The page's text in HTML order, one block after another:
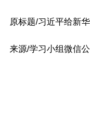
原标题/习近平给新
来源/学习小组微信